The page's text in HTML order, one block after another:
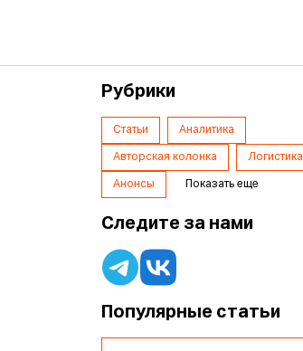
Рубрики
Статьи Аналитика
Авторская колонка Логистика
Анонсы Показать еще
Следите за нами
Популярные статьи